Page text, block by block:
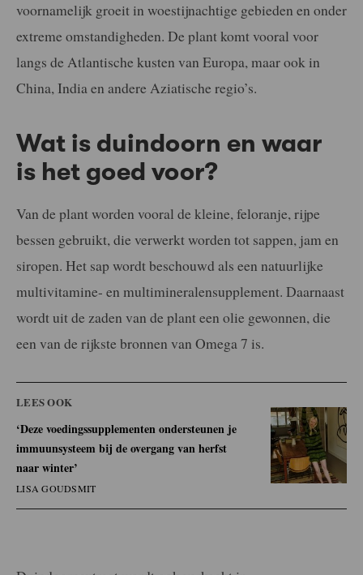
voornamelijk groeit in woestijnachtige gebieden en onder
extreme omstandigheden. De plant komt vooral voor
langs de Atlantische kusten van Europa, maar ook in
China, India en andere Aziatische regio’s.
Wat is duindoorn en waar
is het goed voor?
Van de plant worden vooral de kleine, feloranje, rijpe
bessen gebruikt, die verwerkt worden tot sappen, jam en
siropen. Het sap wordt beschouwd als een natuurlijke
multivitamine- en multimineralensupplement. Daarnaast
wordt uit de zaden van de plant een olie gewonnen, die
een van de rijkste bronnen van Omega 7 is.
LEES OOK
‘Deze voedingssupplementen ondersteunen je
immuunsysteem bij de overgang van herfst
naar winter’
LISA GOUDSMIT